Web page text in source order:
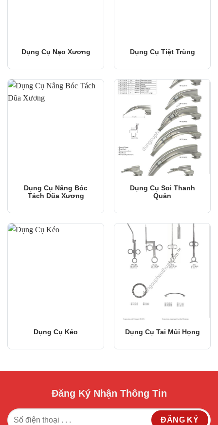
Dụng Cụ Nạo Xương Dụng Cụ Tiệt Trùng
Dụng Cụ Nâng Bóc
Tách Dũa Xương
Dụng Cụ Soi Thanh
Quản
Dụng Cụ Kéo Dụng Cụ Tai Mũi Họng
Đăng Ký Nhận Thông Tin